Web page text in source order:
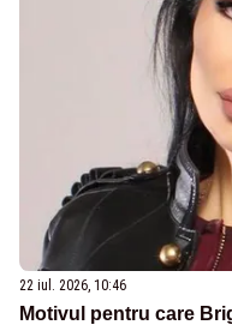
22 iul. 2026, 10:46
Motivul pentru care